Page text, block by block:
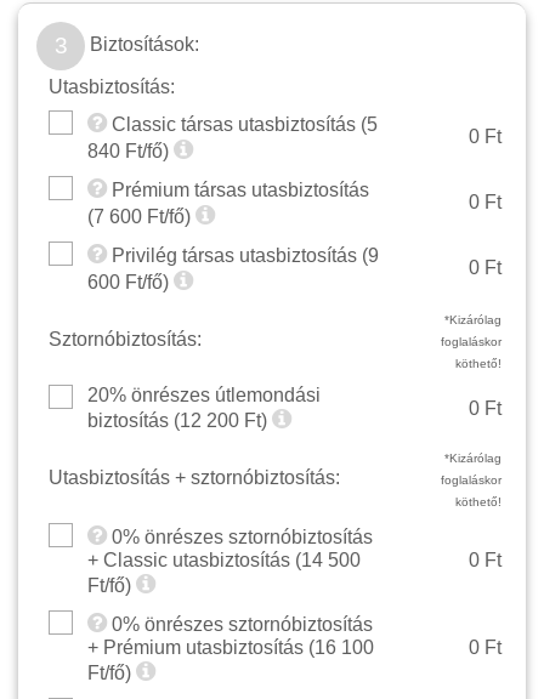
3 Biztosítások:
Utasbiztosítás:
Classic társas utasbiztosítás (5
840 Ft/fő)
0 Ft
Prémium társas utasbiztosítás
(7 600 Ft/fő)
0 Ft
Privilég társas utasbiztosítás (9
600 Ft/fő)
0 Ft
Sztornóbiztosítás:
*Kizárólag
foglaláskor
köthető!
20% önrészes útlemondási
biztosítás (12 200 Ft)
0 Ft
Utasbiztosítás + sztornóbiztosítás:
*Kizárólag
foglaláskor
köthető!
0% önrészes sztornóbiztosítás
+ Classic utasbiztosítás (14 500
Ft/fő)
0 Ft
0% önrészes sztornóbiztosítás
+ Prémium utasbiztosítás (16 100
Ft/fő)
0 Ft